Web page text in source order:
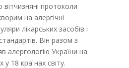
протоколи
на алергічні
лікарських засобів і
Він разом з
алергологію України на
18 країнах світу.